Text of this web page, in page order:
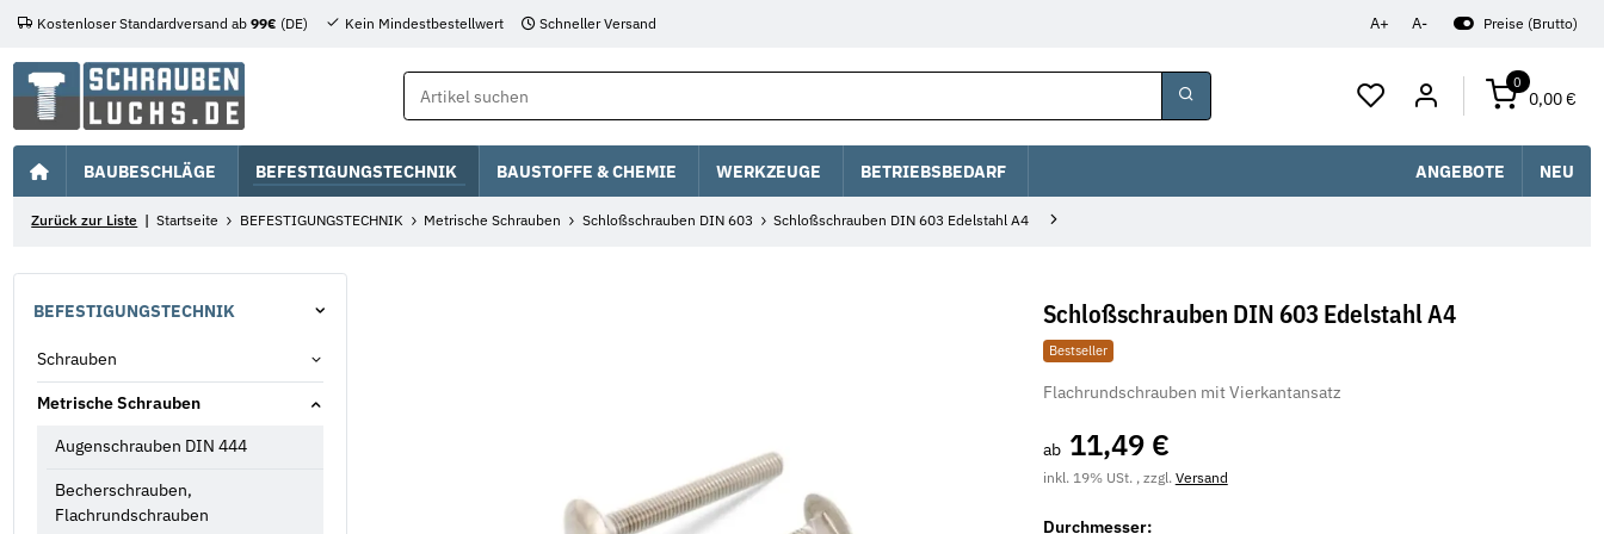
A+ A- Preise (Brutto)
Kostenloser Standardversand ab 99€ (DE) Kein Mindestbestellwert Schneller Versand
0
0,00 €
BAUBESCHLÄGE BEFESTIGUNGSTECHNIK BAUSTOFFE & CHEMIE WERKZEUGE BETRIEBSBEDARF ANGEBOTE NEU
Zurück zur Liste Startseite BEFESTIGUNGSTECHNIK Metrische Schrauben Schloßschrauben DIN 603 Schloßschrauben DIN 603 Edelstahl A4
Schloßschrauben DIN 603 Edelstahl A4
Bestseller
Flachrundschrauben mit Vierkantansatz
ab 11,49 €
inkl. 19% USt. , zzgl.Versand
Durchmesser:
BEFESTIGUNGSTECHNIK
Schrauben
Metrische Schrauben
Augenschrauben DIN 444
Becherschrauben,
Flachrundschrauben